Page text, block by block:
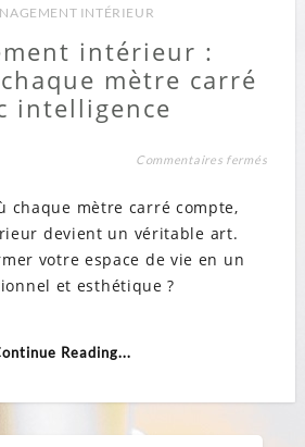
INTÉRIEUR
intérieur :
mètre carré
intelligence
Commentaires ferméssur
chaque mètre carré compte,
devient un véritable art.
votre espace de vie en un
et esthétique ?
Reading...